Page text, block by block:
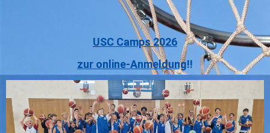
USC Camps 2026
zur online-Anmeldung!!